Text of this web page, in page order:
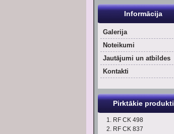
Informācija
Galerija
Noteikumi
Jautājumi un atbildes
Kontakti
Pirktākie produkti
RF CK 498
RF CK 837